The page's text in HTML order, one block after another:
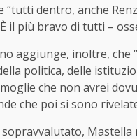
dentro, anche
il più bravo di tutti –
aggiunge, inoltre,
politica, delle
che non avrei
che poi si sono
Mastella